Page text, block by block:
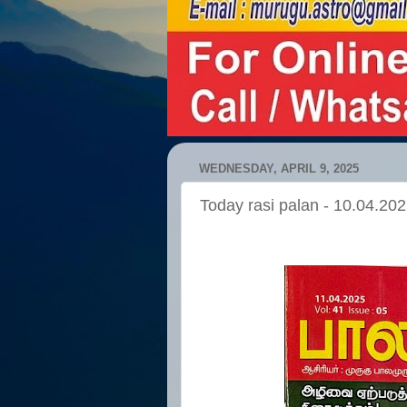
WEDNESDAY, APRIL 9, 2025
Today rasi palan -